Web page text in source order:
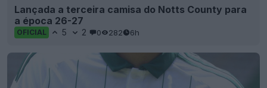
Lançada a terceira camisa do Notts County para
a época 26-27
OFICIAL 5 2 0 282 6h